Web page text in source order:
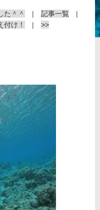
た＾＾ | 記事一覧 |
付け！
| >>